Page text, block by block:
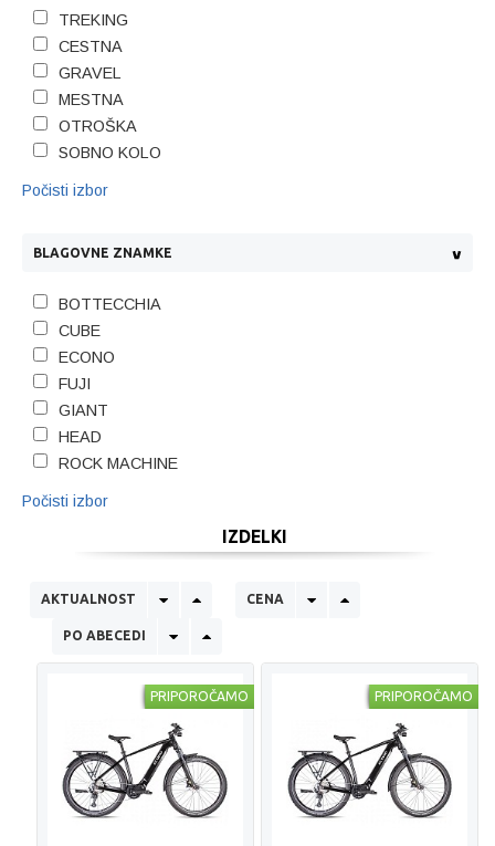
TREKING
CESTNA
GRAVEL
MESTNA
OTROŠKA
SOBNO KOLO
Počisti izbor
BLAGOVNE ZNAMKE
BOTTECCHIA
CUBE
ECONO
FUJI
GIANT
HEAD
ROCK MACHINE
Počisti izbor
IZDELKI
AKTUALNOST CENA
PO ABECEDI
PRIPOROČAMO PRIPOROČAMO